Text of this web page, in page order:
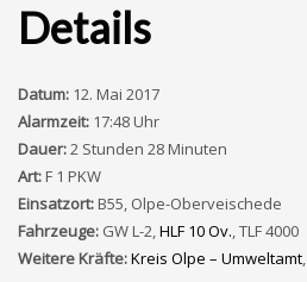
Details
Datum: 12. Mai 2017
Alarmzeit: 17:48 Uhr
Dauer:2 Stunden 28 Minuten
Art:F 1 PKW
Einsatzort:B55, Olpe-Oberveischede
Fahrzeuge: GW L-2,HLF 10 Ov., TLF 4000
Weitere Kräfte:Kreis Olpe – Umweltamt,